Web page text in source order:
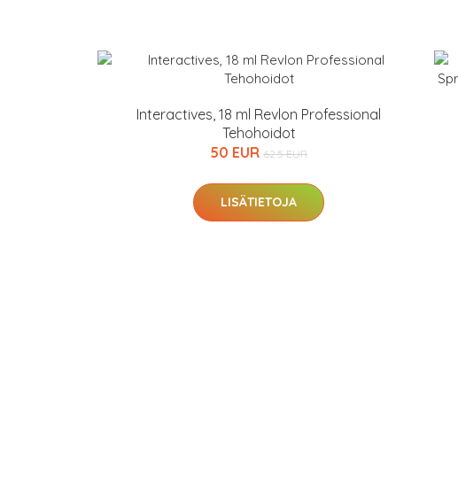
Interactives, 18 ml Revlon Professional
Tehohoidot
50 EUR 62.5 EUR
LISÄTIETOJA